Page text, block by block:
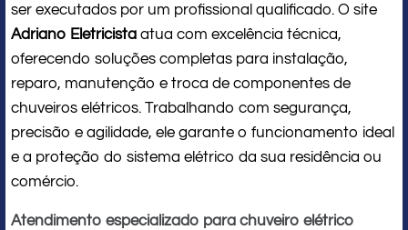
ser executados por um profissional qualificado. O site
Adriano Eletricista atua com excelência técnica,
oferecendo soluções completas para instalação,
reparo, manutenção e troca de componentes de
chuveiros elétricos. Trabalhando com segurança,
precisão e agilidade, ele garante o funcionamento ideal
e a proteção do sistema elétrico da sua residência ou
comércio.
Atendimento especializado para chuveiro elétrico